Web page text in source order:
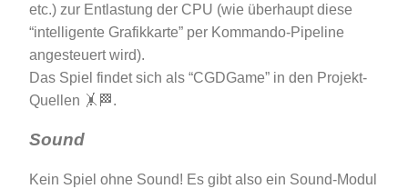
etc.) zur Entlastung der CPU (wie überhaupt diese
“intelligente Grafikkarte” per Kommando-Pipeline
angesteuert wird).
Das Spiel findet sich als “CGDGame” in den Projekt-
Quellen 🤸🏁.
Sound
Kein Spiel ohne Sound! Es gibt also ein Sound-Modul